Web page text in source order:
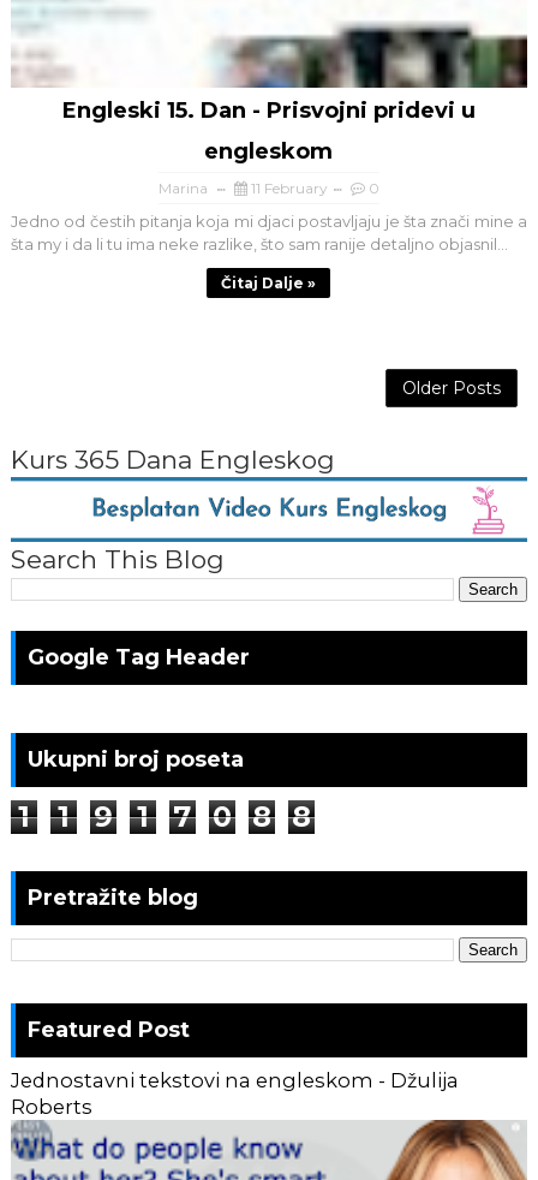
Engleski 15. Dan - Prisvojni pridevi u
engleskom
Marina 11 February 0
Jedno od čestih pitanja koja mi djaci postavljaju je šta znači mine a
šta my i da li tu ima neke razlike, što sam ranije detaljno objasnil...
Čitaj Dalje »
Older Posts
Kurs 365 Dana Engleskog
Search This Blog
Google Tag Header
Ukupni broj poseta
1 1 9 1 7 0 8 8
Pretražite blog
Featured Post
Jednostavni tekstovi na engleskom - Džulija
Roberts